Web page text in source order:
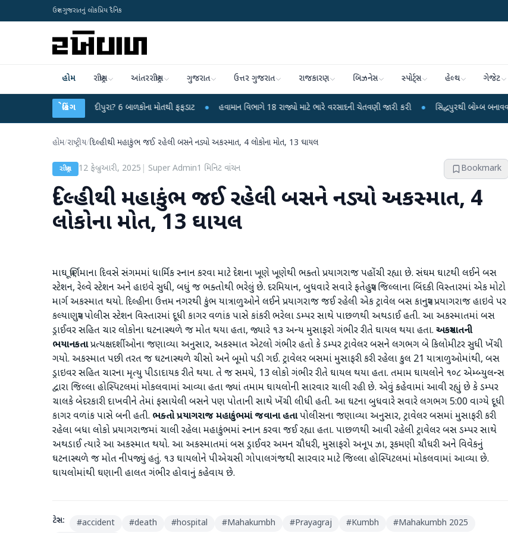
ઉત્તર ગુજરાતનું લોકપ્રિય દૈનિક
હોમ રાષ્ટ્રીય આંતરરાષ્ટ્રીય ગુજરાત ઉત્તર ગુજરાત રાજકારણ બિઝનેસ સ્પોર્ટ્સ હેલ્થ ગેજેટ
બ્રેકિંગ
કે ચાંદીપુરા? 6 બાળકોના મોતથી ફફડાટ ● હવામાન વિભાગે 18 રાજ્યો માટે ભારે વરસાદની ચેતવણી જારી કરી ● સિદ્ધપુરથી બોમ્બ બનાવવાની સામગ્રી
હોમ/રાષ્ટ્રીય/દિલ્હીથી મહાકુંભ જઈ રહેલી બસને નડ્યો અકસ્માત, 4 લોકોના મોત, 13 ઘાયલ
રાષ્ટ્રીય 12 ફેબ્રુઆરી, 2025 Super Admin1 મિનિટ વાંચન Bookmark
દિલ્હીથી મહાકુંભ જઈ રહેલી બસને નડ્યો અકસ્માત, 4
લોકોના મોત, 13 ઘાયલ
માઘ પૂર્ણિમાના દિવસે સંગમમાં ધાર્મિક સ્નાન કરવા માટે દેશના ખૂણે ખૂણેથી ભક્તો પ્રયાગરાજ પહોંચી રહ્યા છે. સંઘમ ઘાટથી લઈને બસ
સ્ટેશન, રેલ્વે સ્ટેશન અને હાઇવે સુધી, બધું જ ભક્તોથી ભરેલું છે. દરમિયાન, બુધવારે સવારે ફતેહપુર જિલ્લાના બિંદકી વિસ્તારમાં એક મોટો
માર્ગ અકસ્માત થયો. દિલ્હીના ઉત્તમ નગરથી કુંભ યાત્રાળુઓને લઈને પ્રયાગરાજ જઈ રહેલી એક ટ્રાવેલ બસ કાનપુર પ્રયાગરાજ હાઇવે પર
કલ્યાણપુર પોલીસ સ્ટેશન વિસ્તારમાં દૂધી કાગર વળાંક પાસે કાંકરી ભરેલા ડમ્પર સાથે પાછળથી અથડાઈ હતી. આ અકસ્માતમાં બસ
ડ્રાઈવર સહિત ચાર લોકોના ઘટનાસ્થળે જ મોત થયા હતા, જ્યારે ૧૩ અન્ય મુસાફરો ગંભીર રીતે ઘાયલ થયા હતા. અકસ્માતની
ભયાનકતાપ્રત્યક્ષદર્શીઓના જણાવ્યા અનુસાર, અકસ્માત એટલો ગંભીર હતો કે ડમ્પર ટ્રાવેલર બસને લગભગ બે કિલોમીટર સુધી ખેંચી
ગયો. અકસ્માત પછી તરત જ ઘટનાસ્થળે ચીસો અને બૂમો પડી ગઈ. ટ્રાવેલર બસમાં મુસાફરી કરી રહેલા કુલ 21 યાત્રાળુઓમાંથી, બસ
ડ્રાઇવર સહિત ચારના મૃત્યુ પીડાદાયક રીતે થયા. તે જ સમયે, 13 લોકો ગંભીર રીતે ઘાયલ થયા હતા. તમામ ઘાયલોને ૧૦૮ એમ્બ્યુલન્સ
દ્વારા જિલ્લા હોસ્પિટલમાં મોકલવામાં આવ્યા હતા જ્યાં તમામ ઘાયલોની સારવાર ચાલી રહી છે. એવું કહેવામાં આવી રહ્યું છે કે ડમ્પર
ચાલકે બેદરકારી દાખવીને તેમાં ફસાયેલી બસને પણ પોતાની સાથે ખેંચી લીધી હતી. આ ઘટના બુધવારે સવારે લગભગ 5:00 વાગ્યે દૂધી
કાગર વળાંક પાસે બની હતી. ભક્તો પ્રયાગરાજ મહાકુંભમાં જવાના હતાપોલીસના જણાવ્યા અનુસાર, ટ્રાવેલર બસમાં મુસાફરી કરી
રહેલા બધા લોકો પ્રયાગરાજમાં ચાલી રહેલા મહાકુંભમાં સ્નાન કરવા જઈ રહ્યા હતા. પાછળથી આવી રહેલી ટ્રાવેલર બસ ડમ્પર સાથે
અથડાઈ ત્યારે આ અકસ્માત થયો. આ અકસ્માતમાં બસ ડ્રાઈવર અમન ચૌધરી, મુસાફરો અનૂપ ઝા, રૂકમણી ચૌધરી અને વિવેકનું
ઘટનાસ્થળે જ મોત નીપજ્યું હતું. ૧૩ ઘાયલોને પીએચસી ગોપાલગંજથી સારવાર માટે જિલ્લા હોસ્પિટલમાં મોકલવામાં આવ્યા છે.
ઘાયલોમાંથી ઘણાની હાલત ગંભીર હોવાનું કહેવાય છે.
ટેગ્સ: #accident #death #hospital #Mahakumbh #Prayagraj #Kumbh #Mahakumbh 2025